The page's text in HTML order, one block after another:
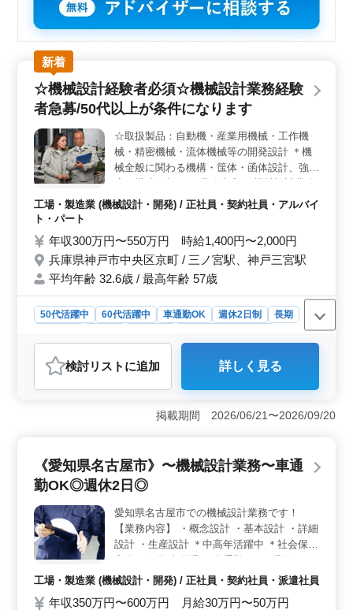
新着
☆機械設計経験者必須☆機械設計業務経験
者急募/50代以上が条件になります
☆取扱製品：自動機・産業用機械・工作機
械・精密機械・流体機械等の開発設計 ＊機
械全般に関わる機構・筺体・函体設計、強
・使用ソフト：AutoCAD、PTC など(その他
書作成、評価試験、打合せ 等 備考 ・週休2
日制 ・作業着支給 ・雇用形態相談可能(正社
員、契約社員、パート) 機械設計経験者のみ
求人になります。 取扱製品不問 50代以上機
械設計経験者急募 まずはお気軽にお問い合
わせください♪♪
工場・製造業 (機械設計・開発) / 正社員・契約社員・アルバイ
ト・パート
年収300万円〜550万円 時給1,400円〜2,000円
兵庫県神戸市中央区京町 / 三ノ宮駅、神戸三宮駅
平均年齢 32.6歳 / 最高年齢 57歳
50代活躍中 60代活躍中 車通勤OK 週休2日制
長期
おすすめポイント
＜機械設計経験者必須＞ 機械設計業務に長年携わった
経験者を積極的に求めています。自動機や産業用機械、
工作機械など幅広い製品の開発設計に関わることができ
代以上の方を特に歓迎しています。長年培ってきた経験
や知識を存分に活かし、次世代のエンジニアとして活躍
え、共に成長していけることを期待しています。 ＜
働きやすさ＞ 週休2日制で土日祝が休みなので、メリハ
リのある働き方が可能です。また、福利厚生も充実して
おり、安心して長期間働くことができます。作業着の支
給や雇用形態の相談も可能ですので、お気軽にお問い合
わせください。
検討リスト に追加 詳しく見る
掲載期間 2026/06/21〜2026/09/20
《愛知県名古屋市》〜機械設計業務〜車通
勤OK◎週休2日◎
愛知県名古屋市での機械設計業務です！
【業務内容】 ・概念設計 ・基本設計 ・詳細
設計 ・生産設計 ＊中高年活躍中 ＊社会保険
完備 ＊経験者優遇 ＊車通勤OK ＊週休2日
ご転職活動されている方まずはお問い合わせ
工場・製造業 (機械設計・開発) / 正社員・契約社員・派遣社員
年収350万円〜600万円 月給30万円〜50万円